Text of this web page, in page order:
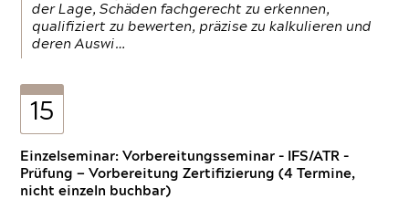
der Lage, Schäden fachgerecht zu erkennen,
qualifiziert zu bewerten, präzise zu kalkulieren und
deren Auswi…
15
Einzelseminar: Vorbereitungsseminar - IFS/ATR -
Prüfung — Vorbereitung Zertifizierung (4 Termine,
nicht einzeln buchbar)